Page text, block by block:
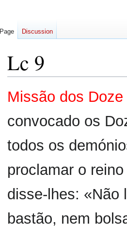
Lc 9
Jump
to
Jump
to
Missão dos
convocado os
todos os
proclamar o
disse-lhes: «Não
bastão, nem
Page Discussion